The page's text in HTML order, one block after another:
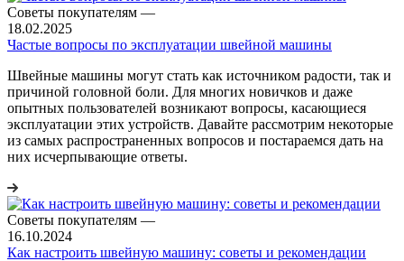
Советы покупателям —
18.02.2025
Частые вопросы по эксплуатации швейной машины
Швейные машины могут стать как источником радости, так и
причиной головной боли. Для многих новичков и даже
опытных пользователей возникают вопросы, касающиеся
эксплуатации этих устройств. Давайте рассмотрим некоторые
из самых распространенных вопросов и постараемся дать на
них исчерпывающие ответы.
Советы покупателям —
16.10.2024
Как настроить швейную машину: советы и рекомендации